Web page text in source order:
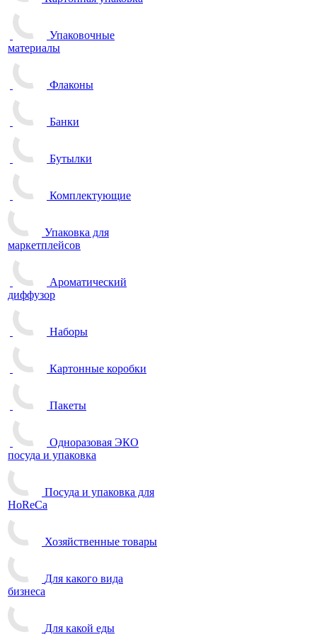
Упаковочные
материалы
Флаконы
Банки
Бутылки
Комплектующие
Упаковка для
маркетплейсов
Ароматический
диффузор
Наборы
Картонные коробки
Пакеты
Одноразовая ЭКО
посуда и упаковка
Посуда и упаковка для
HoReCa
Хозяйственные товары
Для какого вида
бизнеса
Для какой еды